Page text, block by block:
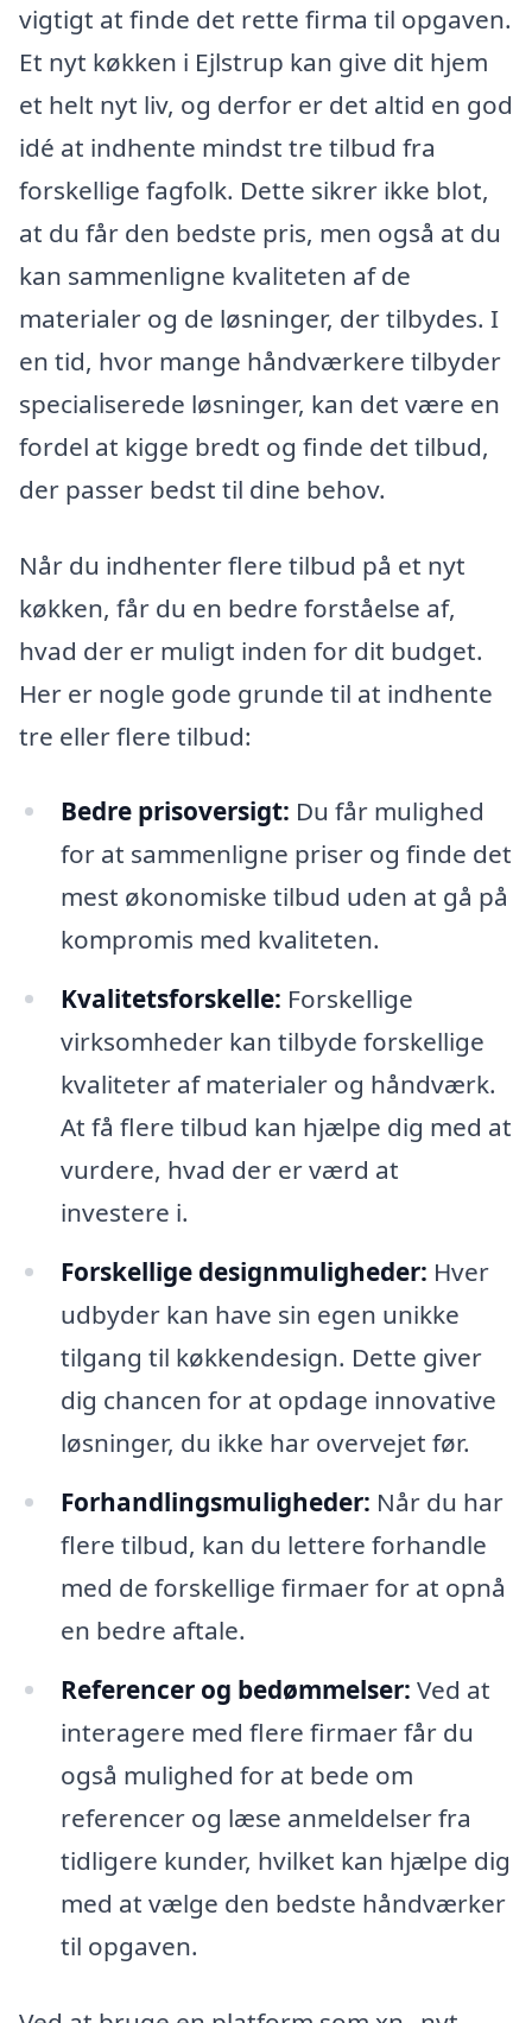
vigtigt at finde det rette firma til opgaven.
Et nyt køkken i Ejlstrup kan give dit hjem
et helt nyt liv, og derfor er det altid en god
idé at indhente mindst tre tilbud fra
forskellige fagfolk. Dette sikrer ikke blot,
at du får den bedste pris, men også at du
kan sammenligne kvaliteten af de
materialer og de løsninger, der tilbydes. I
en tid, hvor mange håndværkere tilbyder
specialiserede løsninger, kan det være en
fordel at kigge bredt og finde det tilbud,
der passer bedst til dine behov.
Når du indhenter flere tilbud på et nyt
køkken, får du en bedre forståelse af,
hvad der er muligt inden for dit budget.
Her er nogle gode grunde til at indhente
tre eller flere tilbud:
Bedre prisoversigt: Du får mulighed
for at sammenligne priser og finde det
mest økonomiske tilbud uden at gå på
kompromis med kvaliteten.
Kvalitetsforskelle: Forskellige
virksomheder kan tilbyde forskellige
kvaliteter af materialer og håndværk.
At få flere tilbud kan hjælpe dig med at
vurdere, hvad der er værd at
investere i.
Forskellige designmuligheder: Hver
udbyder kan have sin egen unikke
tilgang til køkkendesign. Dette giver
dig chancen for at opdage innovative
løsninger, du ikke har overvejet før.
Forhandlingsmuligheder: Når du har
flere tilbud, kan du lettere forhandle
med de forskellige firmaer for at opnå
en bedre aftale.
Referencer og bedømmelser: Ved at
interagere med flere firmaer får du
også mulighed for at bede om
referencer og læse anmeldelser fra
tidligere kunder, hvilket kan hjælpe dig
med at vælge den bedste håndværker
til opgaven.